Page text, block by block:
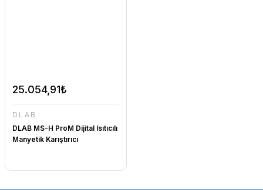
25.054,91₺
DLAB
DLAB MS-H ProM Dijital Isıtıcılı
Manyetik Karıştırıcı